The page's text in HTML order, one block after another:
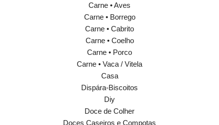
Carne • Aves
Carne • Borrego
Carne • Cabrito
Carne • Coelho
Carne • Porco
Carne • Vaca / Vitela
Casa
Dispára-Biscoitos
Diy
Doce de Colher
Doces Caseiros e Compotas